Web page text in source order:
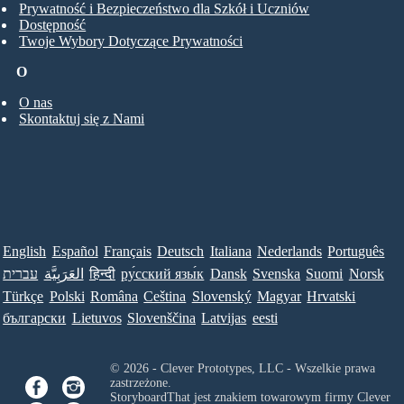
O
O nas
Skontaktuj się z Nami
Prywatność i Bezpieczeństwo dla Szkół i Uczniów
Dostępność
Twoje Wybory Dotyczące Prywatności
English Español Français Deutsch Italiana Nederlands Português
עברית العَرَبِيَّة हिन्दी ру́сский язы́к Dansk Svenska Suomi Norsk
Türkçe Polski Româna Ceština Slovenský Magyar Hrvatski
български Lietuvos Slovenščina Latvijas eesti
© 2026 - Clever Prototypes, LLC - Wszelkie prawa
zastrzeżone.
StoryboardThat jest znakiem towarowym firmy Clever